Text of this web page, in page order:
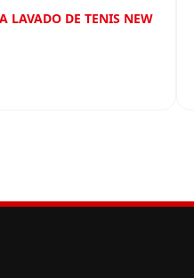
LAVADO DE TENIS NEW